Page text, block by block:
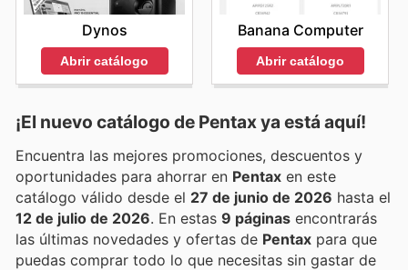
Dynos
Abrir catálogo
Banana Computer
Abrir catálogo
¡El nuevo catálogo de Pentaxya está aquí!
Encuentra las mejores promociones, descuentos y
oportunidades para ahorrar en Pentax en este
catálogo válido desde el 27 de junio de 2026 hasta el
12 de julio de 2026 . En estas 9 páginas encontrarás
las últimas novedades y ofertas de Pentax para que
puedas comprar todo lo que necesitas sin gastar de